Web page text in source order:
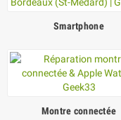
Smartphone
Montre connectée